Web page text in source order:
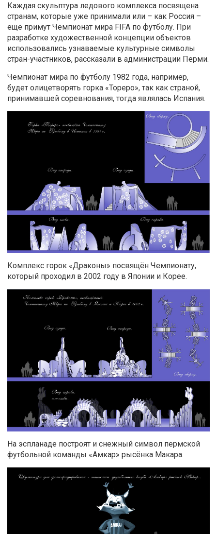
Каждая скульптура ледового комплекса посвящена
странам, которые уже принимали или – как Россия –
еще примут Чемпионат мира FIFA по футболу. При
разработке художественной концепции объектов
использовались узнаваемые культурные символы
стран-участников, рассказали в администрации Перми.
Чемпионат мира по футболу 1982 года, например,
будет олицетворять горка «Тореро», так как страной,
принимавшей соревнования, тогда являлась Испания.
Комплекс горок «Драконы» посвящён Чемпионату,
который проходил в 2002 году в Японии и Корее.
На эспланаде построят и снежный символ пермской
футбольной команды «Амкар» рысёнка Макара.